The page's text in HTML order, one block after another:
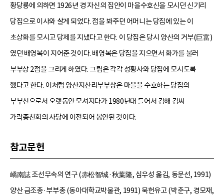
황당룡에 의하면 1926년 경 자신의 집안이 마을수호신을 모시던 신기리
당집으로 이사와 살게 되었다. 점을 봐주던 어머니는 당집에 있는 이
초상화를 모시고 당제를 지냈다고 한다. 이 당집은 당시 양산의 거부(巨富)
였던 배영복이 지어준 것이다. 배영복은 당집을 지으면서 화가를 불러
부부상 2점을 그리게 하였다. 그림은 각각 성황사와 당집에 모시도록
했다고 한다. 이처럼 양산지산리부부상은 마을을 수호하는 당집의
부부신으로서 오랫동안 모셔지다가 1980년대 들어서 김해 김씨
가락종친회의 사당에 이전되어 봉안된 것이다.
참고문헌
嶠南誌 조선무속의 연구 (赤松智城·秋葉隆, 심우성 옮김, 동문선, 1991)
양산 금조총·부부총 (동아대학교박물관, 1991) 묵헌유고 (박춘구, 경모재,